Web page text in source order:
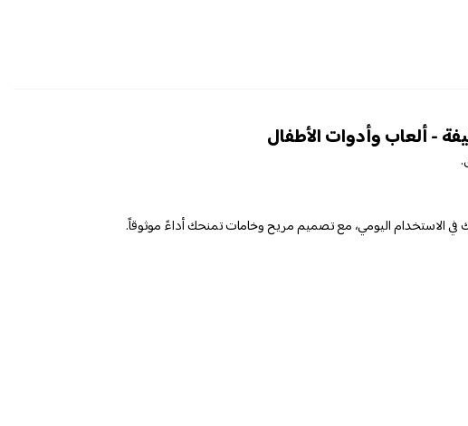
- ألعاب وأدوات الأطفال
الاستخدام اليومي، مع تصميم مريح وخامات تمنحك أداءً موثوقاً.